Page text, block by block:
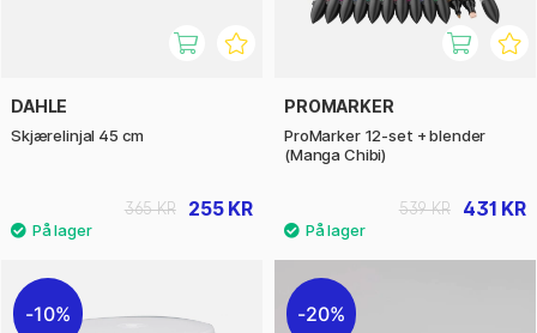
DAHLE
Skjærelinjal 45 cm
255 KR
365 KR
PROMARKER
ProMarker 12-set + blender
(Manga Chibi)
431 KR
539 KR
10% 20%